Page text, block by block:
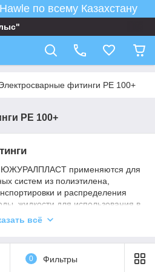
по всему Казахстану
фитинги PE 100+
PE 100+
ЮЖУРАЛПЛАСТ применяются для
систем из полиэтилена,
и распределения
жидкости для использования в
горючих и инертных газов, для
фитингов
всё
0 Фильтры